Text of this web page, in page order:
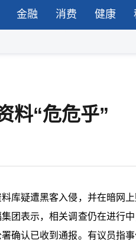
金融 消费 健康
料“危危乎”
库疑遭黑客入侵，并在暗网
团表示，相关调查仍在进行
确认已收到通报。有议员指